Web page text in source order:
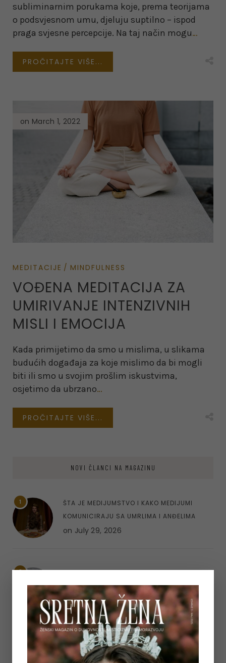
subliminarnim porukama koje, prema teorijama
o podsvjesnom umu, djeluju suptilno – ispod
praga svjesne percepcije. Na taj način mogu…
PROČITAJTE VIŠE...
on March 1, 2022
MEDITACIJE MINDFULNESS
VOĐENA MEDITACIJA ZA
UMIRIVANJE INTENZIVNIH
MISLI I EMOCIJA
Kada primijetimo da smo u mislima, u slikama
budućih događaja za koje mislimo da bi mogli
biti ili smo u svojim prošlim iskustvima,
osjetimo da ubrzano…
PROČITAJTE VIŠE...
NOVI ČLANCI NA MAGAZINU
1
ŠTA JE MEDIJUMSTVO I KAKO MEDIJUMI
KOMUNICIRAJU SA UMRLIMA I ANĐELIMA
on July 29, 2026
2
ASTEROID KIRON U ASTROLOGIJI – ARHETIP
RANJENOG ISCJELITELJA I PUT UNUTARNJEG
ISCJELJENJA
July 23, 2026
MINDFULNESS U ODNOSIMA – KAKO DA